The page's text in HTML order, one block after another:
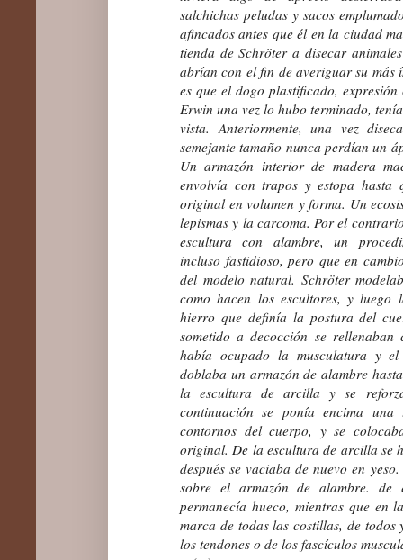
salchichas peludas y sacos
afincados antes que él en la ciudad
tienda de Schröter a disecar
abrían con el fin de averiguar su más
es que el dogo plastificado,
Erwin una vez lo hubo terminado,
vista. Anteriormente, una vez
semejante tamaño nunca perdían un
Un armazón interior de madera
envolvía con trapos y estopa hasta
original en volumen y forma. Un
lepismas y la carcoma. Por el
escultura con alambre, un
incluso fastidioso, pero que en
del modelo natural. Schröter
como hacen los escultores, y
hierro que definía la postura del
sometido a decocción se rellenaban
había ocupado la musculatura y
doblaba un armazón de alambre
la escultura de arcilla y se
continuación se ponía encima
contornos del cuerpo, y se
original. De la escultura de arcilla se
después se vaciaba de nuevo en
sobre el armazón de alambre. de
permanecía hueco, mientras que en
marca de todas las costillas, de
los tendones o de los fascículos